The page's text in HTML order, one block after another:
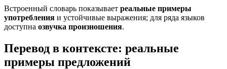
Встроенный словарь показывает реальные примеры
употребления и устойчивые выражения; для ряда языков
доступна озвучка произношения.
Перевод в контексте: реальные
примеры предложений